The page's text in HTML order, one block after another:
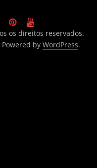
os direitos reservados.
by WordPress.